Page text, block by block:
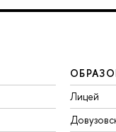
Лицей